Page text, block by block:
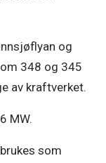
og
348 og 345
av kraftverket.
MW.
som